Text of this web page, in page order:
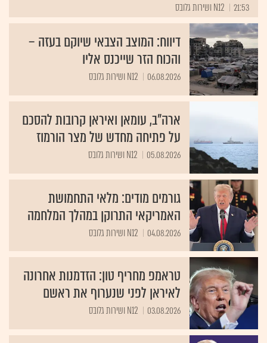
21:53 N12 ושירות גלובס
דיווח: המוצב הצבאי שיוקם בעזה –
והכוח הזר שייכנס אליו
06.08.2026 N12 ושירות גלובס
ארה"ב, עומאן ואיראן קרובות להסכם
על פתיחה מחדש של מצר הורמוז
05.08.2026 N12 ושירות גלובס
גורמים מודים: מלאי התחמושת
האמריקאי התרוקן במהלך המלחמה
04.08.2026 N12 ושירות גלובס
טראמפ מחריף טון: הזדמנות אחרונה
לאיראן לפני שנערוף את ראשם
03.08.2026 N12 ושירות גלובס